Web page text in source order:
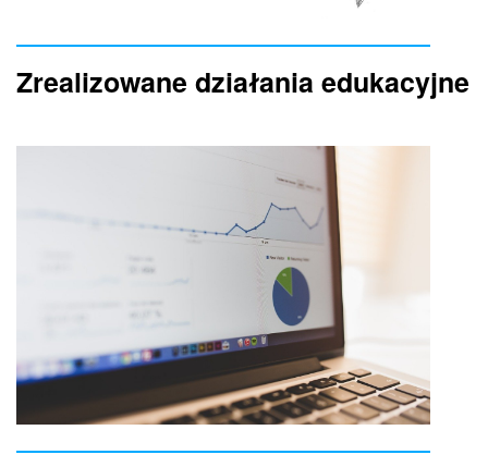
Zrealizowane działania edukacyjne